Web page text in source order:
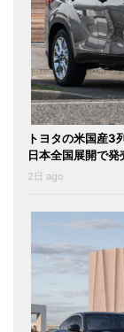
トヨタの米国産3
日本全国展開で発
2日 ago